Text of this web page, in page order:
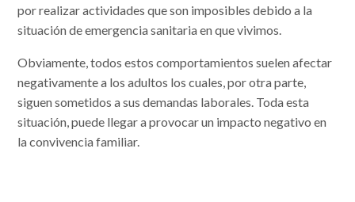
por realizar actividades que son imposibles debido a la
situación de emergencia sanitaria en que vivimos.
Obviamente, todos estos comportamientos suelen afectar
negativamente a los adultos los cuales, por otra parte,
siguen sometidos a sus demandas laborales. Toda esta
situación, puede llegar a provocar un impacto negativo en
la convivencia familiar.